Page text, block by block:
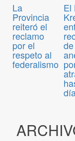
La
Provincia
reiteró el
reclamo
por el
respeto al
federalismo
El
de